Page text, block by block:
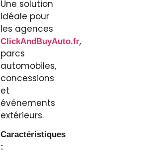
Une solution
idéale pour
les agences
ClickAndBuyAuto.fr,
parcs
automobiles,
concessions
et
événements
extérieurs.
Caractéristiques
: